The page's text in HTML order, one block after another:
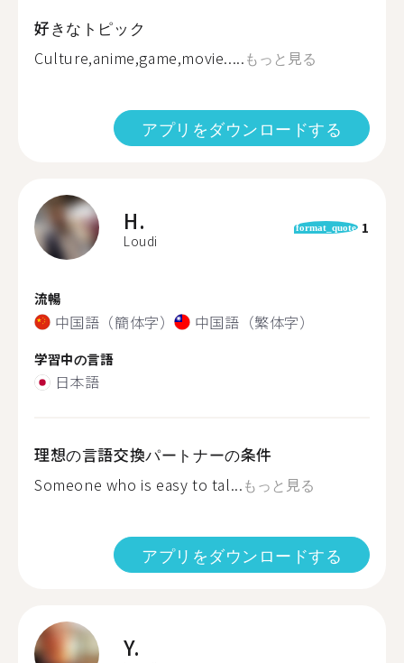
好きなトピック
Culture,anime,game,movie.....もっと見る
アプリをダウンロードする
H.
Loudi
format_quote 1
流暢
中国語（簡体字） 中国語（繁体字）
学習中の言語
日本語
理想の言語交換パートナーの条件
Someone who is easy to tal...もっと見る
アプリをダウンロードする
Y.